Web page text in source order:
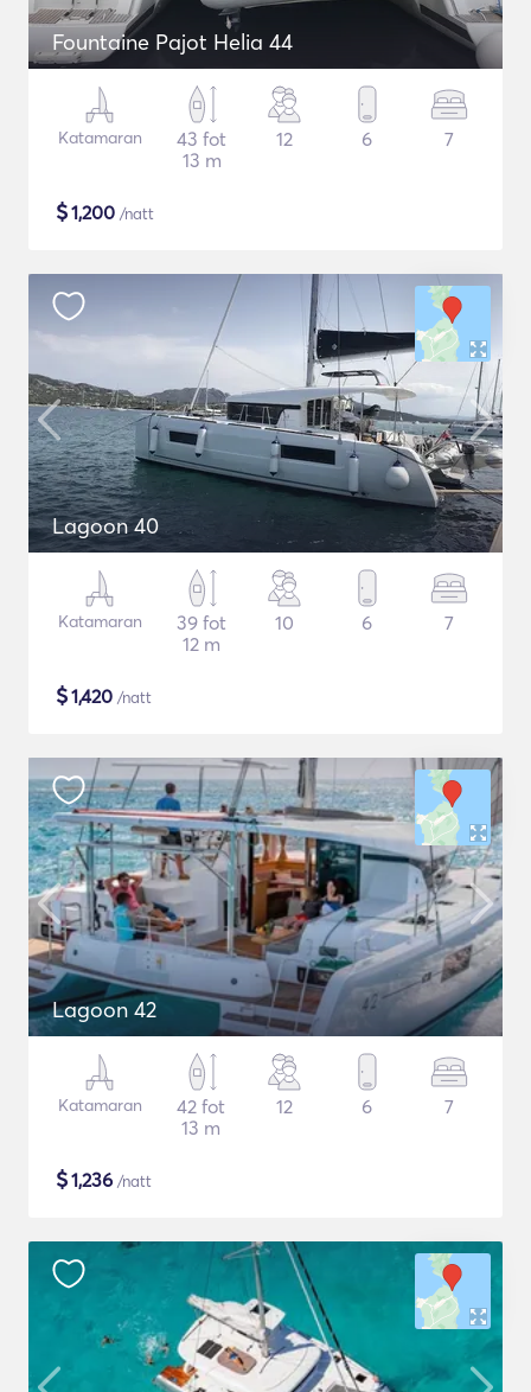
Fountaine Pajot Helia 44
Katamaran
43 fot
13 m
12 6 7
$1,200 /natt
Lagoon 40
Katamaran
39 fot
12 m
10 6 7
$1,420 /natt
Lagoon 42
Katamaran
42 fot
13 m
12 6 7
$1,236 /natt